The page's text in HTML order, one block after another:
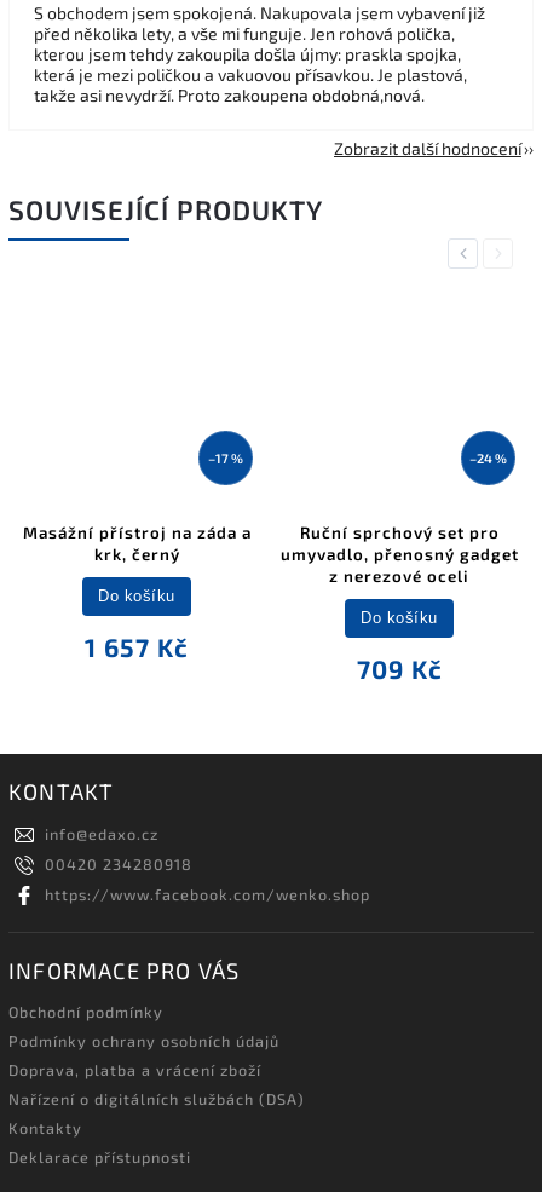
S obchodem jsem spokojená. Nakupovala jsem vybavení již
před několika lety, a vše mi funguje. Jen rohová polička,
kterou jsem tehdy zakoupila došla újmy: praskla spojka,
která je mezi poličkou a vakuovou přísavkou. Je plastová,
takže asi nevydrží. Proto zakoupena obdobná,nová.
Zobrazit další hodnocení
SOUVISEJÍCÍ PRODUKTY
Previous
–17 %
Masážní přístroj na záda a
krk, černý
1 657 Kč
Do košíku
–24 %
Ruční sprchový set pro
umyvadlo, přenosný gadget
z nerezové oceli
709 Kč
Do košíku
Next
KONTAKT
info@edaxo.cz
00420 234280918
https://www.facebook.com/wenko.shop
INFORMACE PRO VÁS
Obchodní podmínky
Podmínky ochrany osobních údajů
Doprava, platba a vrácení zboží
Nařízení o digitálních službách (DSA)
Kontakty
Deklarace přístupnosti